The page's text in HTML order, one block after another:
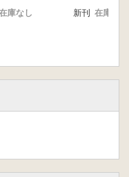
田上浩司
後地域) 檀 佳克
宇哲・福本 寛
について 中村利
憲二
庫なし 新刊 在庫なし